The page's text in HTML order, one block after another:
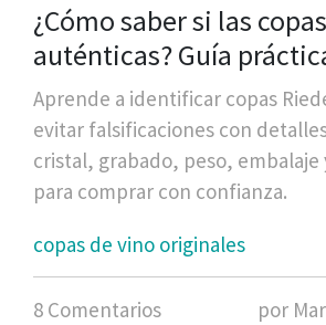
¿Cómo saber si las
auténticas? Guía
evitar falsificaciones
Aprende a identificar copas
evitar falsificaciones con
cristal, grabado, peso, embalaje
para comprar con confianza.
copas de vino originales
8 Comentarios por